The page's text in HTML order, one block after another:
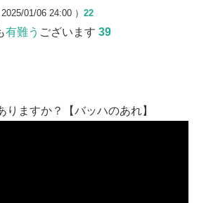
2025/01/06 24:00 ） 22
有難う ございます 39
りますか？【バッハのあれ】